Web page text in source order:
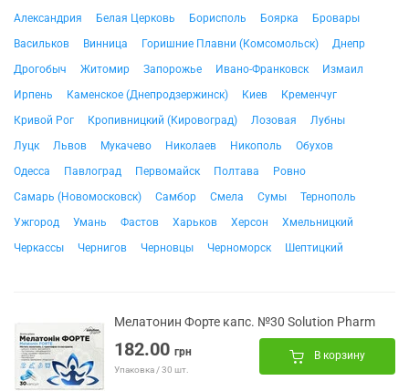
Александрия Белая Церковь Борисполь Боярка
Бровары
Васильков
Винница Горишние Плавни (Комсомольск)
Днепр
Дрогобыч
Житомир Запорожье Ивано-Франковск
Измаил
Ирпень
Каменское (Днепродзержинск) Киев
Кременчуг
Кривой Рог
Кропивницкий (Кировоград) Лозовая
Лубны
Луцк
Львов Мукачево Николаев Никополь
Обухов
Одесса
Павлоград Первомайск Полтава
Ровно
Самарь (Новомосковск)
Самбор Смела Сумы
Тернополь
Ужгород
Умань Фастов Харьков Херсон
Хмельницкий
Черкассы
Чернигов Черновцы Черноморск Шептицкий
Мелатонин Форте капс. №30 Solution Pharm
182.00 грн
Упаковка / 30 шт.
В корзину